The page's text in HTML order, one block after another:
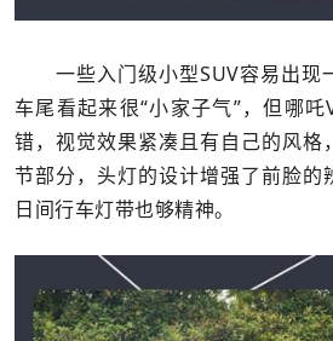
一些入门级小型SUV容易出现
车尾看起来很“小家子气”，但哪
错，视觉效果紧凑且有自己的风格
节部分，头灯的设计增强了前脸的
日间行车灯带也够精神。